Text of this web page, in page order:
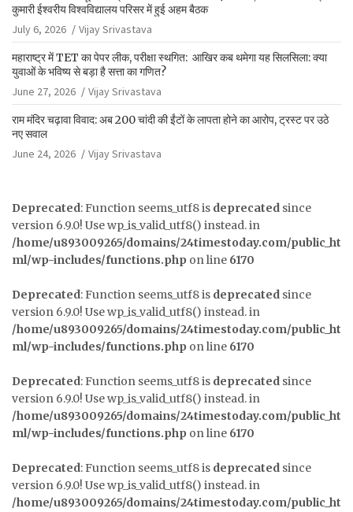
कुमारी ईश्वरीय विश्वविद्यालय परिसर में हुई अहम बैठक
July 6, 2026
Vijay Srivastava
महाराष्ट्र में TET का पेपर लीक, परीक्षा स्थगित: आखिर कब थमेगा यह सिलसिला: क्या
युवाओं के भविष्य से बड़ा है सत्ता का गणित?
June 27, 2026
Vijay Srivastava
राम मंदिर चढ़ावा विवाद: अब 200 चांदी की ईंटों के लापता होने का आरोप, ट्रस्ट पर उठे
नए सवाल
June 24, 2026
Vijay Srivastava
Deprecated: Function seems_utf8 is deprecated since
version 6.9.0! Use wp_is_valid_utf8() instead. in
/home/u893009265/domains/24timestoday.com/public_ht
ml/wp-includes/functions.php on line 6170
Deprecated: Function seems_utf8 is deprecated since
version 6.9.0! Use wp_is_valid_utf8() instead. in
/home/u893009265/domains/24timestoday.com/public_ht
ml/wp-includes/functions.php on line 6170
Deprecated: Function seems_utf8 is deprecated since
version 6.9.0! Use wp_is_valid_utf8() instead. in
/home/u893009265/domains/24timestoday.com/public_ht
ml/wp-includes/functions.php on line 6170
Deprecated: Function seems_utf8 is deprecated since
version 6.9.0! Use wp_is_valid_utf8() instead. in
/home/u893009265/domains/24timestoday.com/public_ht